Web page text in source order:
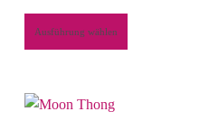
Ausführung wählen